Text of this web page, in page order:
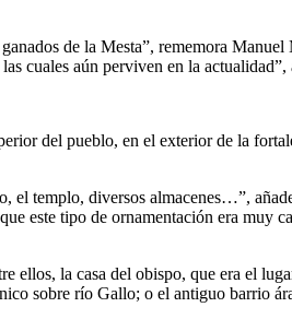
de la Mesta”, rememora
cuales aún perviven en la actualidad”,
del pueblo, en el exterior de la
el templo, diversos almacenes…”,
este tipo de ornamentación era muy
ellos, la casa del obispo, que era el
sobre río Gallo; o el antiguo barrio